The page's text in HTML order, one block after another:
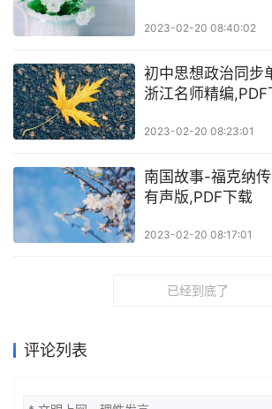
2023-02-20 08:40:02
初中思想政治同步
浙江名师精编,PDF
2023-02-20 08:23:01
南国故事-福克纳
有声版,PDF下载
2023-02-20 08:17:01
已经到底了
评论列表